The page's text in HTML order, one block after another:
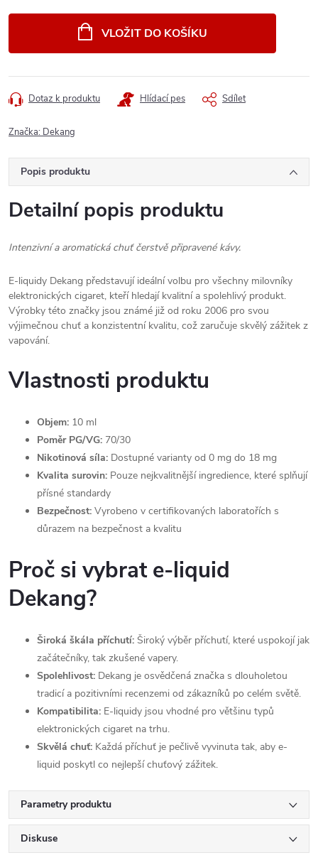
VLOŽIT DO KOŠÍKU
Dotaz k produktu Hlídací pes Sdílet
Značka: Dekang
Popis produktu
Detailní popis produktu
Intenzivní a aromatická chuť čerstvě připravené kávy.
E-liquidy Dekang představují ideální volbu pro všechny milovníky
elektronických cigaret, kteří hledají kvalitní a spolehlivý produkt.
Výrobky této značky jsou známé již od roku 2006 pro svou
výjimečnou chuť a konzistentní kvalitu, což zaručuje skvělý zážitek z
vapování.
Vlastnosti produktu
Objem: 10 ml
Poměr PG/VG: 70/30
Nikotinová síla: Dostupné varianty od 0 mg do 18 mg
Kvalita surovin: Pouze nejkvalitnější ingredience, které splňují
přísné standardy
Bezpečnost: Vyrobeno v certifikovaných laboratořích s
důrazem na bezpečnost a kvalitu
Proč si vybrat e-liquid
Dekang?
Široká škála příchutí: Široký výběr příchutí, které uspokojí jak
začátečníky, tak zkušené vapery.
Spolehlivost: Dekang je osvědčená značka s dlouholetou
tradicí a pozitivními recenzemi od zákazníků po celém světě.
Kompatibilita: E-liquidy jsou vhodné pro většinu typů
elektronických cigaret na trhu.
Skvělá chuť: Každá příchuť je pečlivě vyvinuta tak, aby e-
liquid poskytl co nejlepší chuťový zážitek.
Parametry produktu
Diskuse